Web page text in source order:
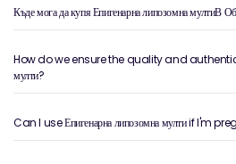
Къде мога да купя Епигенарна липозомна мултиВ
How do we ensure the quality and authenticity
мулти?
Can I use Епигенарна липозомна мулти if I'm